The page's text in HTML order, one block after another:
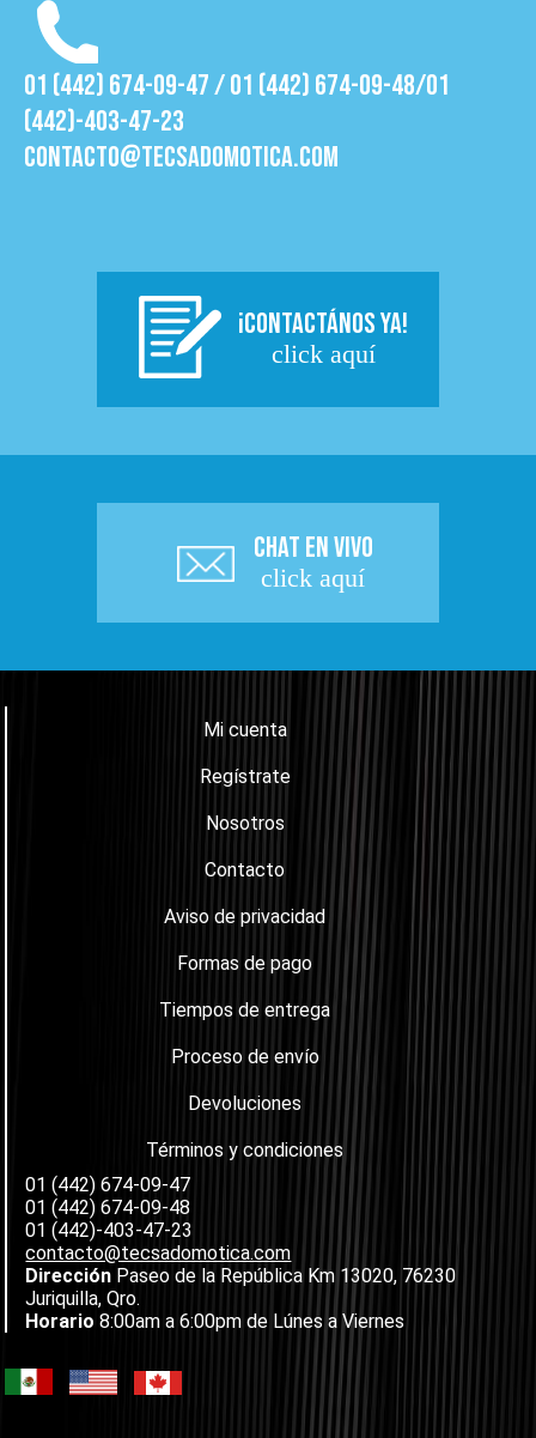
01 (442) 674-09-47 / 01 (442) 674-09-48/01
(442)-403-47-23
contacto@tecsadomotica.com
¡CONTACTÁNOS YA!
click aquí
CHAT EN VIVO
click aquí
Mi cuenta
Regístrate
Nosotros
Contacto
Aviso de privacidad
Formas de pago
Tiempos de entrega
Proceso de envío
Devoluciones
Términos y condiciones
01 (442) 674-09-47
01 (442) 674-09-48
01 (442)-403-47-23
contacto@tecsadomotica.com
Dirección Paseo de la República Km 13020, 76230
Juriquilla, Qro.
Horario 8:00am a 6:00pm de Lúnes a Viernes